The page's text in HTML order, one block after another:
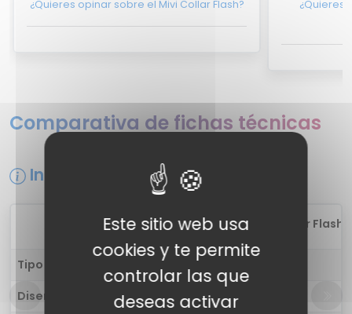
¿Quieres opinar sobre el Mivi Collar Flash? ¿Quieres
Comparativa de fichas técnicas
Información general
1 Mivi Collar Flash
Tipo de auricular
Diseño
-
Este sitio web usa
cookies y te permite
controlar las que
deseas activar